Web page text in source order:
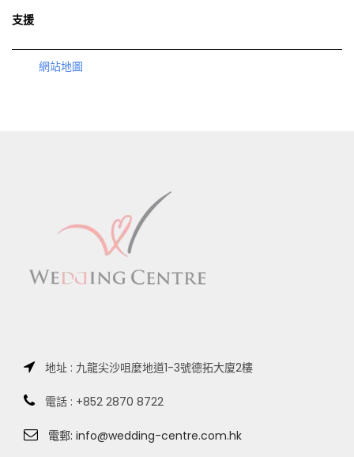
支援
網站地圖
地址 : 九龍尖沙咀麼地道1-3號德拓大廈2樓
電話 : +852 2870 8722
電郵: info@wedding-centre.com.hk